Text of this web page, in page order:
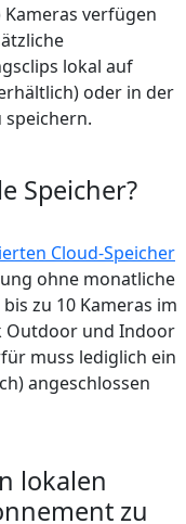
verfügen
lokal auf
oder in der
Speicher?
Cloud-Speicher
ohne monatliche
zu 10 Kameras im
Outdoor und Indoor
muss lediglich ein
angeschlossen
lokalen
zu